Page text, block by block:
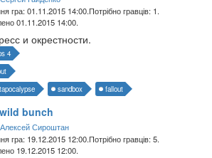
гра: 01.11.2015 14:00.Потрібно гравців: 1.
01.11.2015 14:00.
и окрестности.
4
sandbox fallout
bunch
Алексей Сироштан
гра: 19.12.2015 12:00.Потрібно гравців: 5.
19.12.2015 12:00.